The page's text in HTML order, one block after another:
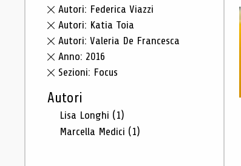
Autori: Federica Viazzi
Autori: Katia Toia
Autori: Valeria De Francesca
Anno: 2016
Sezioni: Focus
Autori
Lisa Longhi (1)
Marcella Medici (1)